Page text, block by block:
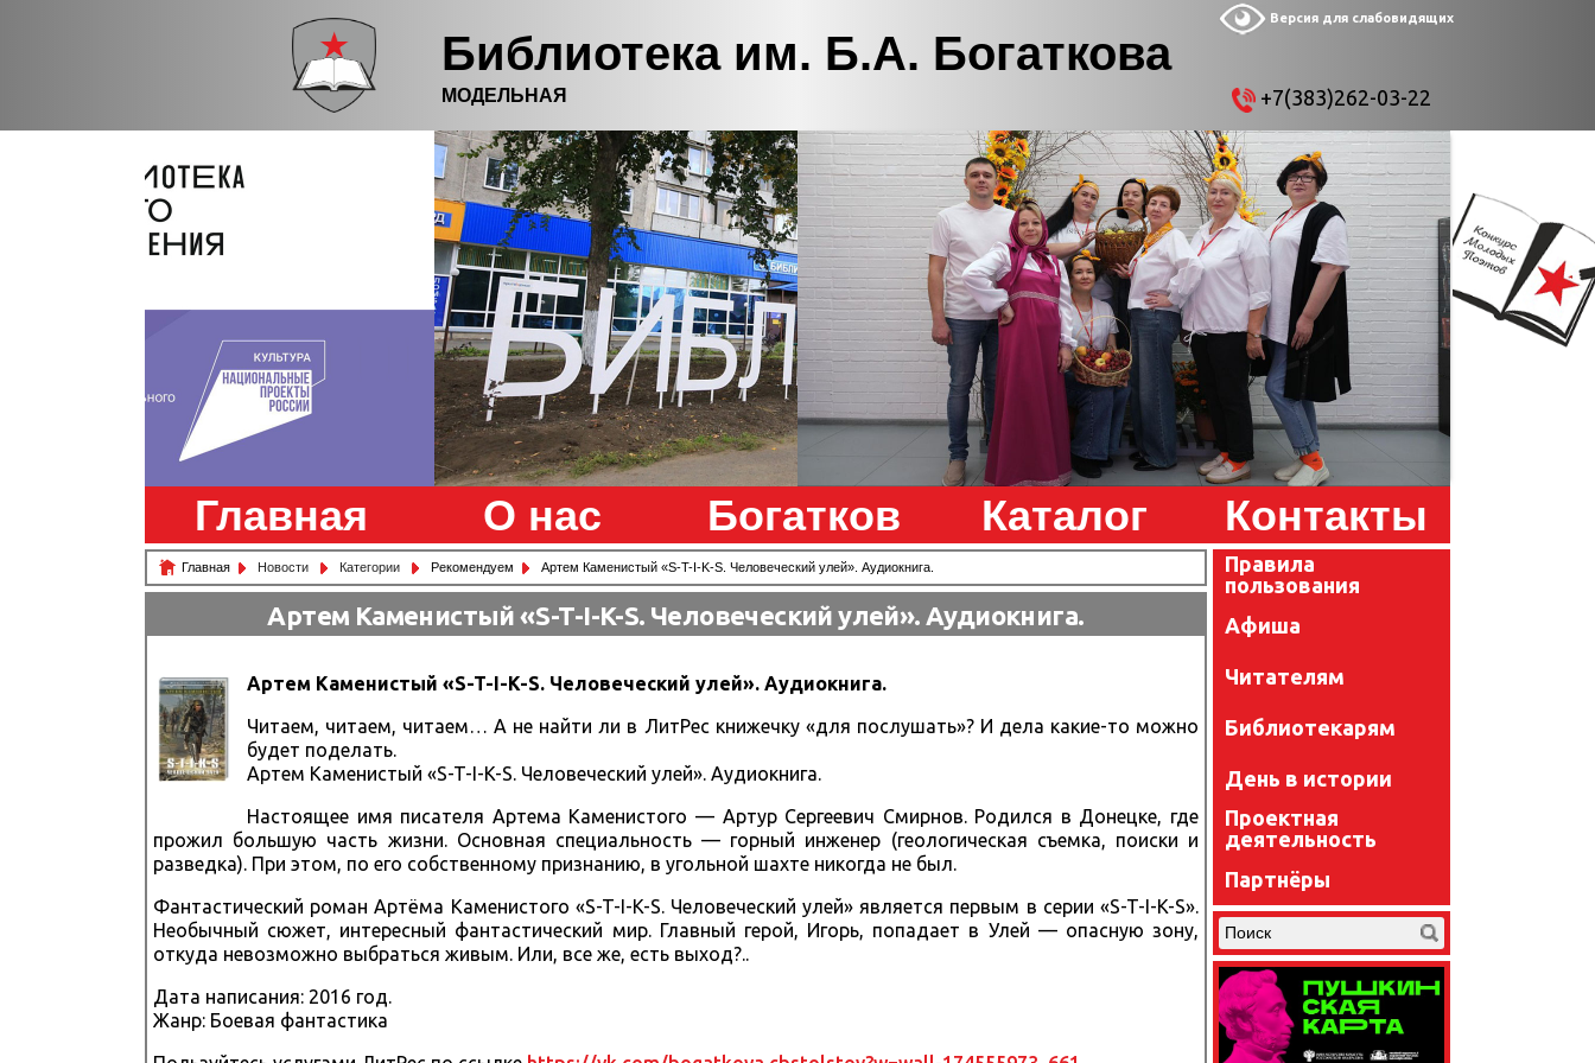
Библиотека им. Б.А. Богаткова
МОДЕЛЬНАЯ
Версия для слабовидящих
+7(383)262-03-22
Главная О нас Богатков Каталог Контакты
Главная Новости Категории Рекомендуем Артем Каменистый «S-T-I-K-S. Человеческий улей». Аудиокнига.
Артем Каменистый «S-T-I-K-S. Человеческий улей». Аудиокнига.
Артем Каменистый «S-T-I-K-S. Человеческий улей». Аудиокнига.
Читаем, читаем, читаем… А не найти ли в ЛитРес книжечку «для послушать»? И дела какие-то можно
будет поделать.
Артем Каменистый «S-T-I-K-S. Человеческий улей». Аудиокнига.
Настоящее имя писателя Артема Каменистого — Артур Сергеевич Смирнов. Родился в Донецке, где
прожил большую часть жизни. Основная специальность — горный инженер (геологическая съемка, поиски и
разведка). При этом, по его собственному признанию, в угольной шахте никогда не был.
Фантастический роман Артёма Каменистого «S-T-I-K-S. Человеческий улей» является первым в серии «S-T-I-K-S».
Необычный сюжет, интересный фантастический мир. Главный герой, Игорь, попадает в Улей — опасную зону,
откуда невозможно выбраться живым. Или, все же, есть выход?..
Дата написания: 2016 год.
Жанр: Боевая фантастика
Правила
пользования
Афиша
Читателям
Библиотекарям
День в истории
Проектная
деятельность
Партнёры